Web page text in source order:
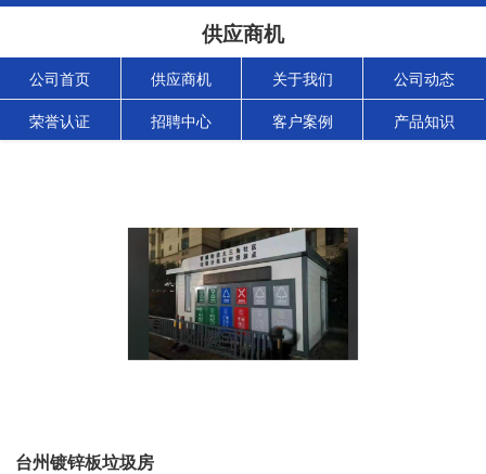
供应商机
公司首页 供应商机 关于我们 公司动态
荣誉认证 招聘中心 客户案例 产品知识
台州镀锌板垃圾房